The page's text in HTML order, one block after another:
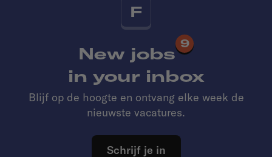
F
New jobs
9
in your inbox
Blijf op de hoogte en ontvang elke week de
nieuwste vacatures.
Schrijf je in